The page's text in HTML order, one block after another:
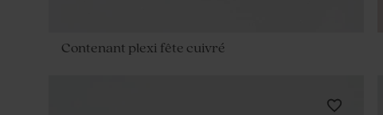
Contenant plexi fête cuivré